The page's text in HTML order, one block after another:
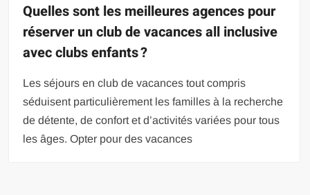
Quelles sont les meilleures agences pour
réserver un club de vacances all inclusive
avec clubs enfants ?
Les séjours en club de vacances tout compris
séduisent particulièrement les familles à la recherche
de détente, de confort et d’activités variées pour tous
les âges. Opter pour des vacances